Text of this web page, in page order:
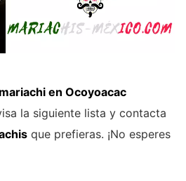
en Ocoyoacac
la siguiente lista y contacta
que prefieras. ¡No esperes